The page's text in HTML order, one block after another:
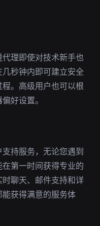
理即使对技术新手也
秒钟内即可建立安全
。高级用户也可以根
好设置。
持服务，无论您遇到
第一时间获得专业的
聊天、邮件支持和详
获得满意的服务体